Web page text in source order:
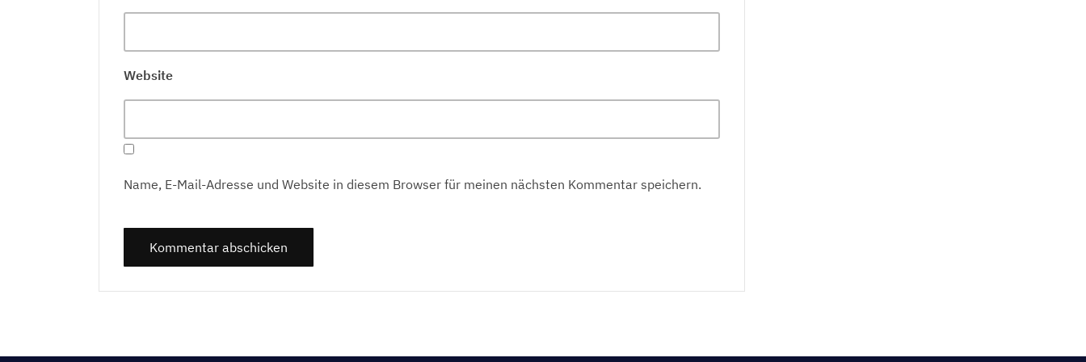
Website
Name, E-Mail-Adresse und Website in diesem Browser für meinen nächsten Kommentar speichern.